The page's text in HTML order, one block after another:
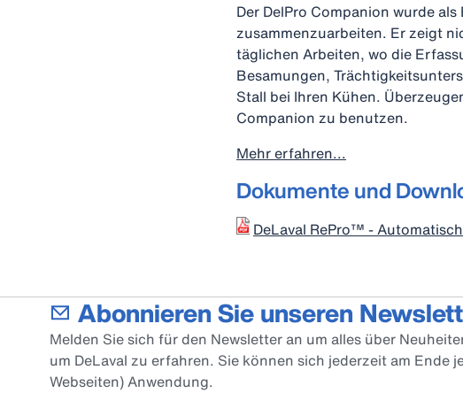
Der DelPro Companion wurde
zusammenzuarbeiten. Er zeigt
täglichen Arbeiten, wo die
Besamungen,
Stall bei Ihren Kühen.
Companion zu benutzen.
Mehr erfahren...
Dokumente und
DeLaval RePro™ -
Abonnieren Sie unseren
Melden Sie sich für den Newsletter an um alles über
um DeLaval zu erfahren. Sie können sich jederzeit am
Webseiten) Anwendung.